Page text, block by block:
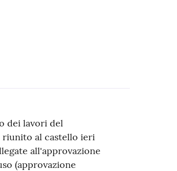
dei lavori del
al castello ieri
all'approvazione
(approvazione